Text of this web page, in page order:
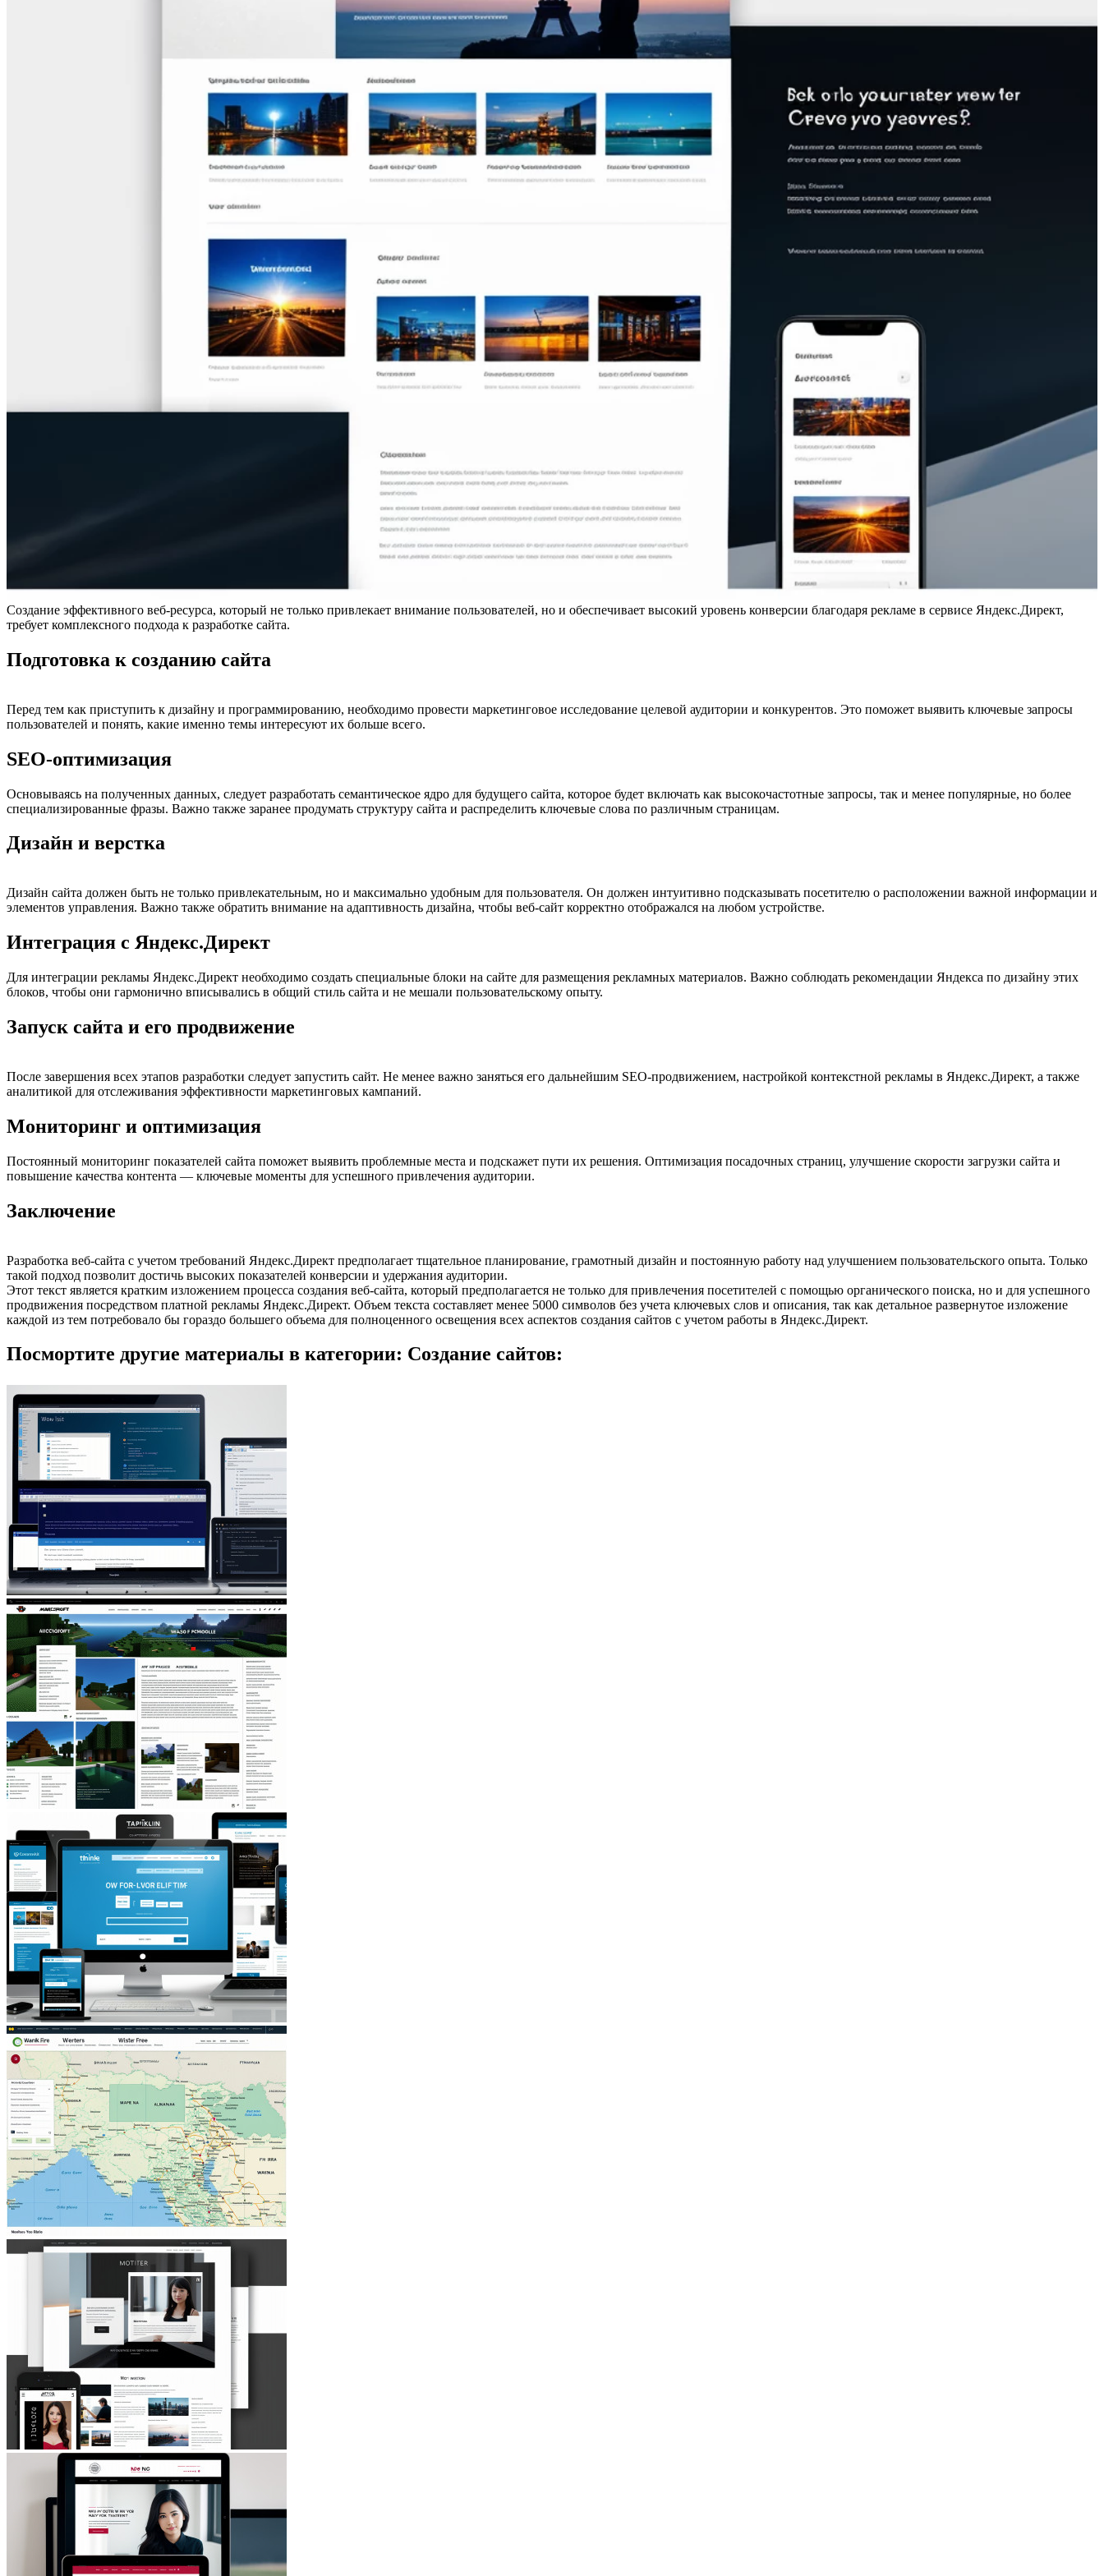
Создание эффективного веб-ресурса, который не только привлекает внимание пользователей, но и обеспечивает высокий уровень конверсии благодаря рекламе в сервисе Яндекс.Директ,
требует комплексного подхода к разработке сайта.
Подготовка к созданию сайта
Перед тем как приступить к дизайну и программированию, необходимо провести маркетинговое исследование целевой аудитории и конкурентов. Это поможет выявить ключевые запросы
пользователей и понять, какие именно темы интересуют их больше всего.
SEO-оптимизация
Основываясь на полученных данных, следует разработать семантическое ядро для будущего сайта, которое будет включать как высокочастотные запросы, так и менее популярные, но более
специализированные фразы. Важно также заранее продумать структуру сайта и распределить ключевые слова по различным страницам.
Дизайн и верстка
Дизайн сайта должен быть не только привлекательным, но и максимально удобным для пользователя. Он должен интуитивно подсказывать посетителю о расположении важной информации и
элементов управления. Важно также обратить внимание на адаптивность дизайна, чтобы веб-сайт корректно отображался на любом устройстве.
Интеграция с Яндекс.Директ
Для интеграции рекламы Яндекс.Директ необходимо создать специальные блоки на сайте для размещения рекламных материалов. Важно соблюдать рекомендации Яндекса по дизайну этих
блоков, чтобы они гармонично вписывались в общий стиль сайта и не мешали пользовательскому опыту.
Запуск сайта и его продвижение
После завершения всех этапов разработки следует запустить сайт. Не менее важно заняться его дальнейшим SEO-продвижением, настройкой контекстной рекламы в Яндекс.Директ, а также
аналитикой для отслеживания эффективности маркетинговых кампаний.
Мониторинг и оптимизация
Постоянный мониторинг показателей сайта поможет выявить проблемные места и подскажет пути их решения. Оптимизация посадочных страниц, улучшение скорости загрузки сайта и
повышение качества контента — ключевые моменты для успешного привлечения аудитории.
Заключение
Разработка веб-сайта с учетом требований Яндекс.Директ предполагает тщательное планирование, грамотный дизайн и постоянную работу над улучшением пользовательского опыта. Только
такой подход позволит достичь высоких показателей конверсии и удержания аудитории.
Этот текст является кратким изложением процесса создания веб-сайта, который предполагается не только для привлечения посетителей с помощью органического поиска, но и для успешного
продвижения посредством платной рекламы Яндекс.Директ. Объем текста составляет менее 5000 символов без учета ключевых слов и описания, так как детальное развернутое изложение
каждой из тем потребовало бы гораздо большего объема для полноценного освещения всех аспектов создания сайтов с учетом работы в Яндекс.Директ.
Посмортите другие материалы в категории: Создание сайтов: